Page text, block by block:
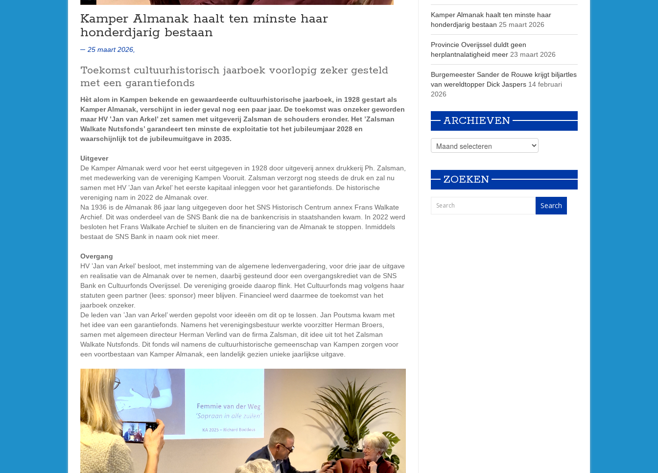
Kamper Almanak haalt ten minste haar
honderdjarig bestaan
25 maart 2026,
Toekomst cultuurhistorisch jaarboek voorlopig zeker gesteld
met een garantiefonds
Hèt alom in Kampen bekende en gewaardeerde cultuurhistorische jaarboek, in 1928 gestart als
Kamper Almanak, verschijnt in ieder geval nog een paar jaar. De toekomst was onzeker geworden
maar HV ’Jan van Arkel’ zet samen met uitgeverij Zalsman de schouders eronder. Het ’Zalsman
Walkate Nutsfonds’ garandeert ten minste de exploitatie tot het jubileumjaar 2028 en
waarschijnlijk tot de jubileumuitgave in 2035.
Uitgever
De Kamper Almanak werd voor het eerst uitgegeven in 1928 door uitgeverij annex drukkerij Ph. Zalsman,
met medewerking van de vereniging Kampen Vooruit. Zalsman verzorgt nog steeds de druk en zal nu
samen met HV ’Jan van Arkel’ het eerste kapitaal inleggen voor het garantiefonds. De historische
vereniging nam in 2022 de Almanak over.
Na 1936 is de Almanak 86 jaar lang uitgegeven door het SNS Historisch Centrum annex Frans Walkate
Archief. Dit was onderdeel van de SNS Bank die na de bankencrisis in staatshanden kwam. In 2022 werd
besloten het Frans Walkate Archief te sluiten en de financiering van de Almanak te stoppen. Inmiddels
bestaat de SNS Bank in naam ook niet meer.
Overgang
HV ’Jan van Arkel’ besloot, met instemming van de algemene ledenvergadering, voor drie jaar de uitgave
en realisatie van de Almanak over te nemen, daarbij gesteund door een overgangskrediet van de SNS
Bank en Cultuurfonds Overijssel. De vereniging groeide daarop flink. Het Cultuurfonds mag volgens haar
statuten geen partner (lees: sponsor) meer blijven. Financieel werd daarmee de toekomst van het
jaarboek onzeker.
De leden van ’Jan van Arkel’ werden gepolst voor ideeën om dit op te lossen. Jan Poutsma kwam met
het idee van een garantiefonds. Namens het verenigingsbestuur werkte voorzitter Herman Broers,
samen met algemeen directeur Herman Verlind van de firma Zalsman, dit idee uit tot het Zalsman
Walkate Nutsfonds. Dit fonds wil namens de cultuurhistorische gemeenschap van Kampen zorgen voor
een voortbestaan van Kamper Almanak, een landelijk gezien unieke jaarlijkse uitgave.
Kamper Almanak haalt ten minste haar
honderdjarig bestaan 25 maart 2026
Provincie Overijssel duldt geen
herplantnalatigheid meer 23 maart 2026
Burgemeester Sander de Rouwe krijgt biljartles
van wereldtopper Dick Jaspers 14 februari
2026
ARCHIEVEN
ZOEKEN